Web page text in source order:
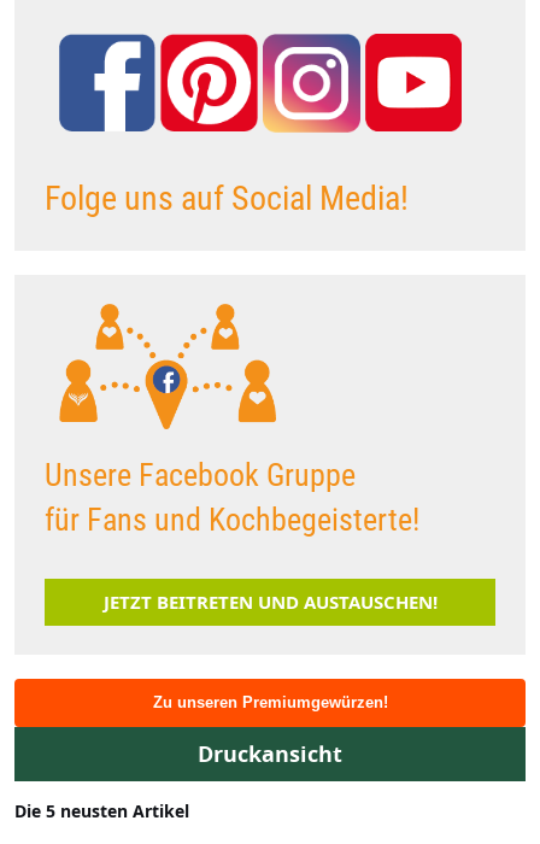
Folge uns auf Social Media!
Unsere Facebook Gruppe
für Fans und Kochbegeisterte!
JETZT BEITRETEN UND AUSTAUSCHEN!
Zu unseren Premiumgewürzen!
Druckansicht
Die 5 neusten Artikel